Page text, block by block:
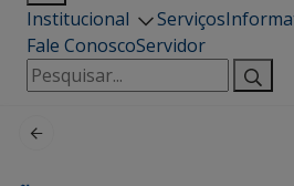
Institucional Serviços
Fale ConoscoServidor
Pesquisar
por: